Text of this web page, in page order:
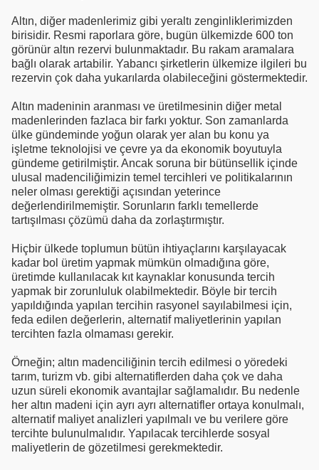
Altın, diğer madenlerimiz gibi yeraltı zenginliklerimizden
birisidir. Resmi raporlara göre, bugün ülkemizde 600 ton
görünür altın rezervi bulunmaktadır. Bu rakam aramalara
bağlı olarak artabilir. Yabancı şirketlerin ülkemize ilgileri bu
rezervin çok daha yukarılarda olabileceğini göstermektedir.
Altın madeninin aranması ve üretilmesinin diğer metal
madenlerinden fazlaca bir farkı yoktur. Son zamanlarda
ülke gündeminde yoğun olarak yer alan bu konu ya
işletme teknolojisi ve çevre ya da ekonomik boyutuyla
gündeme getirilmiştir. Ancak soruna bir bütünsellik içinde
ulusal madenciliğimizin temel tercihleri ve politikalarının
neler olması gerektiği açısından yeterince
değerlendirilmemiştir. Sorunların farklı temellerde
tartışılması çözümü daha da zorlaştırmıştır.
Hiçbir ülkede toplumun bütün ihtiyaçlarını karşılayacak
kadar bol üretim yapmak mümkün olmadığına göre,
üretimde kullanılacak kıt kaynaklar konusunda tercih
yapmak bir zorunluluk olabilmektedir. Böyle bir tercih
yapıldığında yapılan tercihin rasyonel sayılabilmesi için,
feda edilen değerlerin, alternatif maliyetlerinin yapılan
tercihten fazla olmaması gerekir.
Örneğin; altın madenciliğinin tercih edilmesi o yöredeki
tarım, turizm vb. gibi alternatiflerden daha çok ve daha
uzun süreli ekonomik avantajlar sağlamalıdır. Bu nedenle
her altın madeni için ayrı ayrı alternatifler ortaya konulmalı,
alternatif maliyet analizleri yapılmalı ve bu verilere göre
tercihte bulunulmalıdır. Yapılacak tercihlerde sosyal
maliyetlerin de gözetilmesi gerekmektedir.